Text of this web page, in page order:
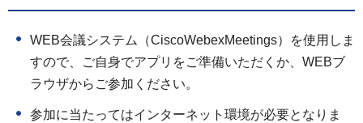
WEB会議システム（CiscoWebexMeetings）を使用しま
すので、ご自身でアプリをご準備いただくか、WEBブ
ラウザからご参加ください。
参加に当たってはインターネット環境が必要となりま